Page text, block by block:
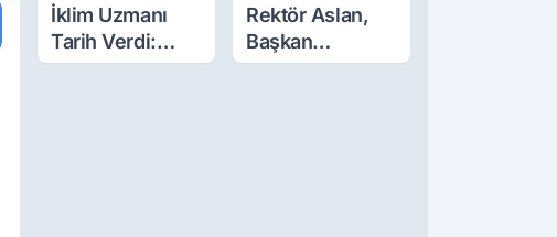
İklim Uzmanı
Tarih Verdi:
Avrupa Ve
Rektör Aslan,
Başkan
Çelik’ten Destek